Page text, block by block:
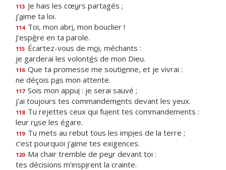
113 Je hais les cœurs partagés ;
j’aime ta loi.
114 Toi, mon abri, mon bouclier !
J’espère en ta parole.
115 Écartez-vous de moi, méchants :
je garderai les volontés de mon Dieu.
116 Que ta promesse me soutienne, et je vivrai :
ne déçois pas mon attente.
117 Sois mon appui : je serai sauvé ;
j’ai toujours tes commandements devant les yeux.
118 Tu rejettes ceux qui fuient tes commandements :
leur ruse les égare.
119 Tu mets au rebut tous les impies de la terre ;
c’est pourquoi j’aime tes exigences.
120 Ma chair tremble de peur devant toi :
tes décisions m’inspirent la crainte.